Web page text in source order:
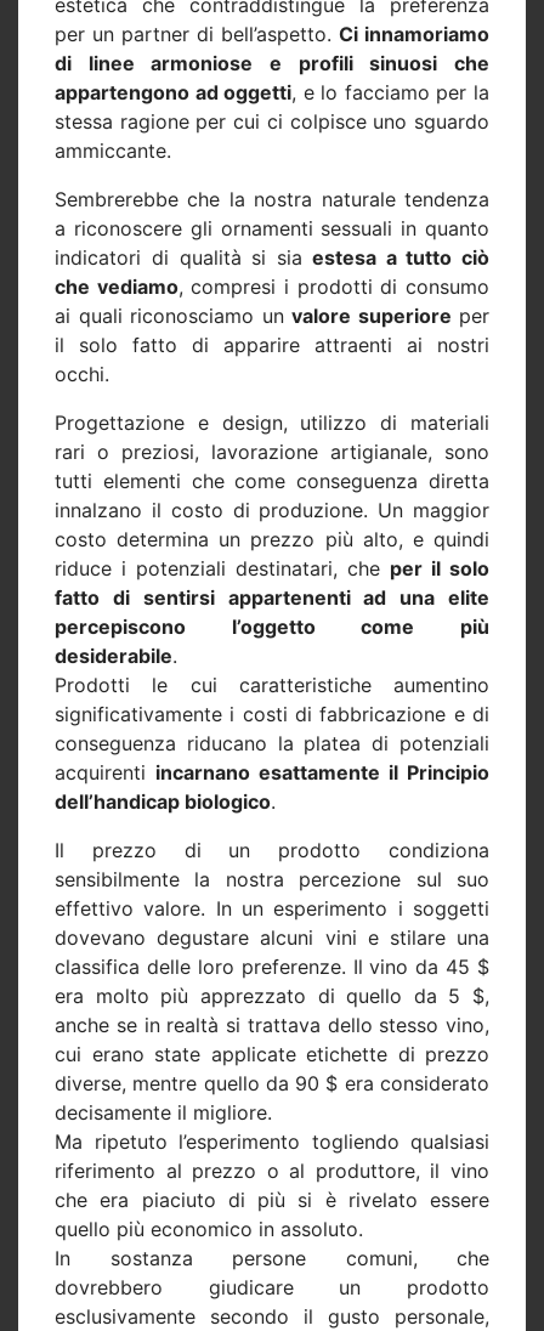
per un partner di bell’aspetto. Ci innamoriamo
di linee armoniose e profili sinuosi che
appartengono ad oggetti, e lo facciamo per la
stessa ragione per cui ci colpisce uno sguardo
ammiccante.
Sembrerebbe che la nostra naturale tendenza
a riconoscere gli ornamenti sessuali in quanto
indicatori di qualità si sia estesa a tutto ciò
che vediamo, compresi i prodotti di consumo
ai quali riconosciamo un valore superiore per
il solo fatto di apparire attraenti ai nostri
occhi.
Progettazione e design, utilizzo di materiali
rari o preziosi, lavorazione artigianale, sono
tutti elementi che come conseguenza diretta
innalzano il costo di produzione. Un maggior
costo determina un prezzo più alto, e quindi
riduce i potenziali destinatari, che per il solo
fatto di sentirsi appartenenti ad una elite
percepiscono l’oggetto come più
desiderabile.
Prodotti le cui caratteristiche aumentino
significativamente i costi di fabbricazione e di
conseguenza riducano la platea di potenziali
acquirenti incarnano esattamente il Principio
dell’handicap biologico.
Il prezzo di un prodotto condiziona
sensibilmente la nostra percezione sul suo
effettivo valore. In un esperimento i soggetti
dovevano degustare alcuni vini e stilare una
classifica delle loro preferenze. Il vino da 45 $
era molto più apprezzato di quello da 5 $,
anche se in realtà si trattava dello stesso vino,
cui erano state applicate etichette di prezzo
diverse, mentre quello da 90 $ era considerato
decisamente il migliore.
Ma ripetuto l’esperimento togliendo qualsiasi
riferimento al prezzo o al produttore, il vino
che era piaciuto di più si è rivelato essere
quello più economico in assoluto.
In sostanza persone comuni, che
dovrebbero giudicare un prodotto
esclusivamente secondo il gusto personale,